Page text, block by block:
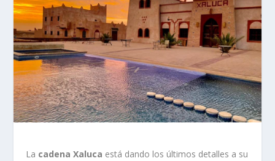
La cadena Xaluca está dando los últimos detalles a su